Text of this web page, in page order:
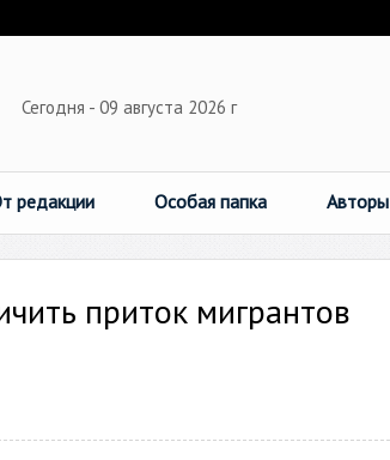
Сегодня - 09 августа 2026 г
редакции Особая папка Авторы
приток мигрантов